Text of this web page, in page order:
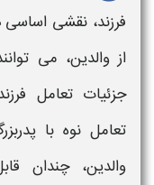
فرزند، نقشی
از والدین، می
جزئیات تعامل
تعامل نوه با
والدین، چندان